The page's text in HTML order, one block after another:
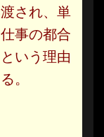
され、単
事の都合
いう理由
。